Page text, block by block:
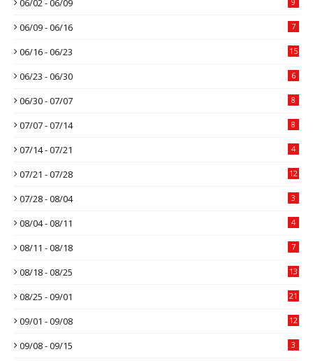
06/02 - 06/09
06/09 - 06/16 7
06/16 - 06/23 15
06/23 - 06/30 6
06/30 - 07/07 8
07/07 - 07/14 8
07/14 - 07/21 4
07/21 - 07/28 12
07/28 - 08/04 3
08/04 - 08/11 4
08/11 - 08/18 7
08/18 - 08/25 13
08/25 - 09/01 21
09/01 - 09/08 12
09/08 - 09/15 3